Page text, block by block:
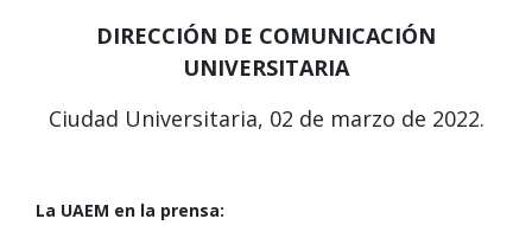
DIRECCIÓN DE COMUNICACIÓN
UNIVERSITARIA
Ciudad Universitaria, 02 de marzo de 2022.
La UAEM en la prensa: